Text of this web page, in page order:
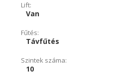
Lift:
Van
Fűtés:
Távfűtés
Szintek száma:
10